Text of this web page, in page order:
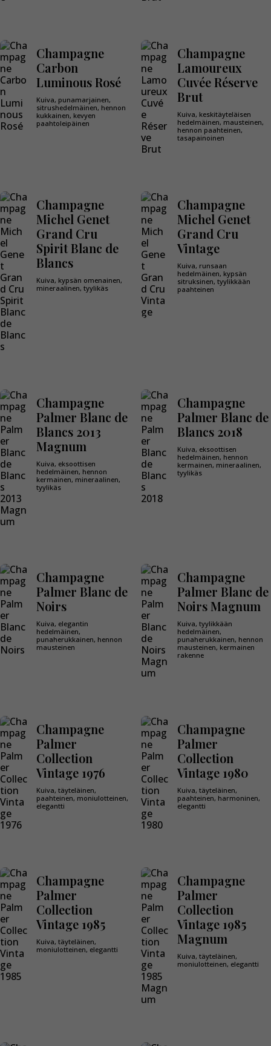
Champagne
Carbon
Luminous Rosé
Kuiva, punamarjainen,
sitrushedelmäinen, hennon
kukkainen, kevyen
paahtoleipäinen
Champagne
Lamoureux
Cuvée Réserve
Brut
Kuiva, keskitäyteläisen
hedelmäinen, mausteinen,
hennon paahteinen,
tasapainoinen
Champagne
Michel Genet
Grand Cru
Spirit Blanc de
Blancs
Kuiva, kypsän omenainen,
mineraalinen, tyylikäs
Champagne
Michel Genet
Grand Cru
Vintage
Kuiva, runsaan
hedelmäinen, kypsän
sitruksinen, tyylikkään
paahteinen
Champagne
Palmer Blanc de
Blancs 2013
Magnum
Kuiva, eksoottisen
hedelmäinen, hennon
kermainen, mineraalinen,
tyylikäs
Champagne
Palmer Blanc de
Blancs 2018
Kuiva, eksoottisen
hedelmäinen, hennon
kermainen, mineraalinen,
tyylikäs
Champagne
Palmer Blanc de
Noirs
Kuiva, elegantin
hedelmäinen,
punaherukkainen, hennon
mausteinen
Champagne
Palmer Blanc de
Noirs Magnum
Kuiva, tyylikkään
hedelmäinen,
punaherukkainen, hennon
mausteinen, kermainen
rakenne
Champagne
Palmer
Collection
Vintage 1976
Kuiva, täyteläinen,
paahteinen, moniulotteinen,
elegantti
Champagne
Palmer
Collection
Vintage 1980
Kuiva, täyteläinen,
paahteinen, harmoninen,
elegantti
Champagne
Palmer
Collection
Vintage 1985
Kuiva, täyteläinen,
moniulotteinen, elegantti
Champagne
Palmer
Collection
Vintage 1985
Magnum
Kuiva, täyteläinen,
moniulotteinen, elegantti